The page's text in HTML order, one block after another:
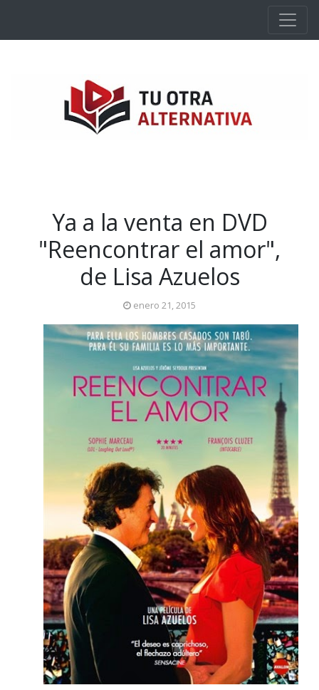
Ya a la venta en DVD
"Reencontrar el amor",
de Lisa Azuelos
enero 21, 2015